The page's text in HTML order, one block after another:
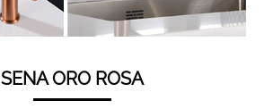
SENA ORO ROSA